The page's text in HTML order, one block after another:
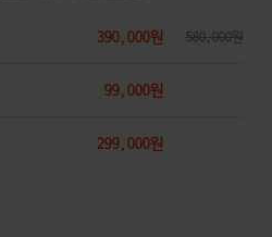
390,000원 580,000원
99,000원
299,000원